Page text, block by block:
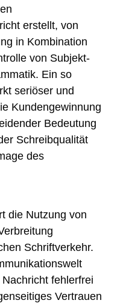
erstellt, von
in Kombination
von Subjekt-
Ein so
seriöser und
Kundengewinnung
Bedeutung
Schreibqualität
des
die Nutzung von
Schriftverkehr.
fehlerfrei
Vertrauen